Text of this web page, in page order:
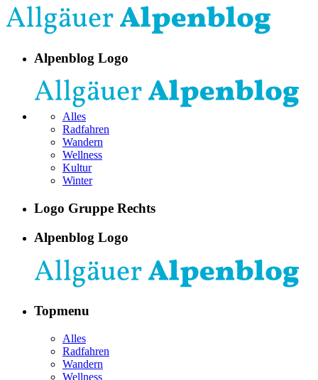
Alpenblog Logo
Alles
Radfahren
Wandern
Wellness
Kultur
Winter
Logo Gruppe Rechts
Alpenblog Logo
Topmenu
Alles
Radfahren
Wandern
Wellness